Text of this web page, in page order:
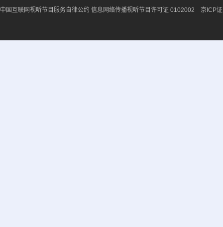
中国互联网视听节目服务自律公约 信息网络传播视听节目许可证 0102002 京ICP